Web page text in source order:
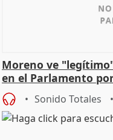
Moreno ve
en el Parlamento
y
Sonido Totales